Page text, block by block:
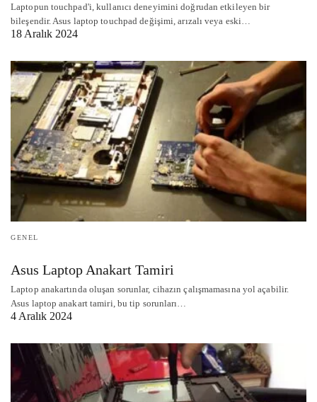
Laptopun touchpad'i, kullanıcı deneyimini doğrudan etkileyen bir
bileşendir. Asus laptop touchpad değişimi, arızalı veya eski…
18 Aralık 2024
GENEL
Asus Laptop Anakart Tamiri
Laptop anakartında oluşan sorunlar, cihazın çalışmamasına yol açabilir.
Asus laptop anakart tamiri, bu tip sorunları…
4 Aralık 2024